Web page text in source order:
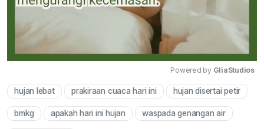
Mute
Powered by GliaStudios
hujan lebat prakiraan cuaca hari ini hujan disertai petir
bmkg apakah hari ini hujan waspada genangan air